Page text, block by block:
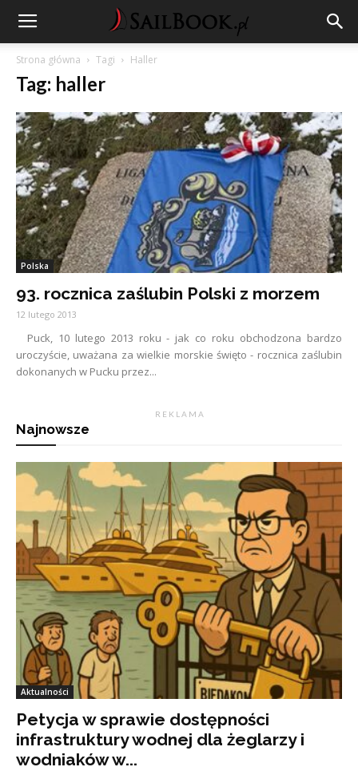
Strona główna Tagi Haller
Tag: haller
Polska
93. rocznica zaślubin Polski z morzem
12 lutego 2013
Puck, 10 lutego 2013 roku - jak co roku obchodzona bardzo
uroczyście, uważana za wielkie morskie święto - rocznica zaślubin
dokonanych w Pucku przez...
R E K L A M A
Najnowsze
Aktualności
Petycja w sprawie dostępności
infrastruktury wodnej dla żeglarzy i
wodniaków w...